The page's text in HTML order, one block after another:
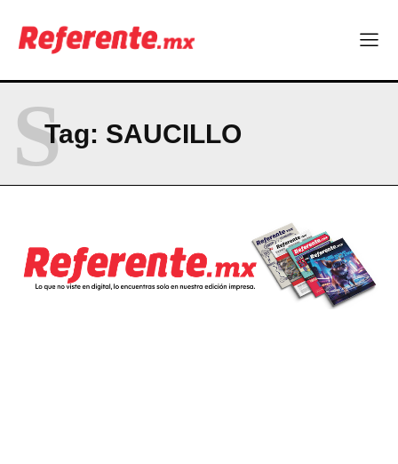
Company
PRIVACY POLICY
NEWSLETTER
Tag: SAUCILLO
S